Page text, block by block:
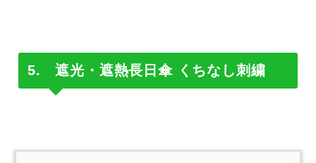
5. 遮光・遮熱長日傘 くちなし刺繍